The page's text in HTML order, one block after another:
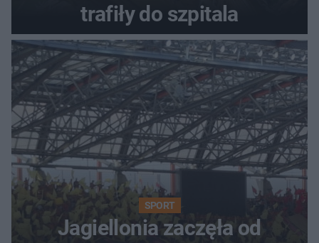
trafiły do szpitala
SPORT
Jagiellonia zaczęła od